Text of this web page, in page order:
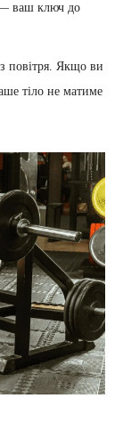
— ваш ключ до
повітря. Якщо ви
тіло не матиме